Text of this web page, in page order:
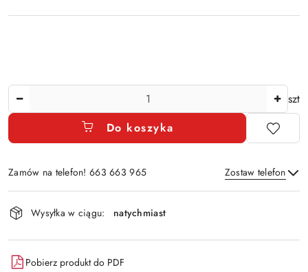
szt
Do koszyka
Zamów na telefon! 663 663 965 Zostaw telefon
Dostępność
i
dostawa
Wysyłka w ciągu: natychmiast
Pobierz produkt do PDF